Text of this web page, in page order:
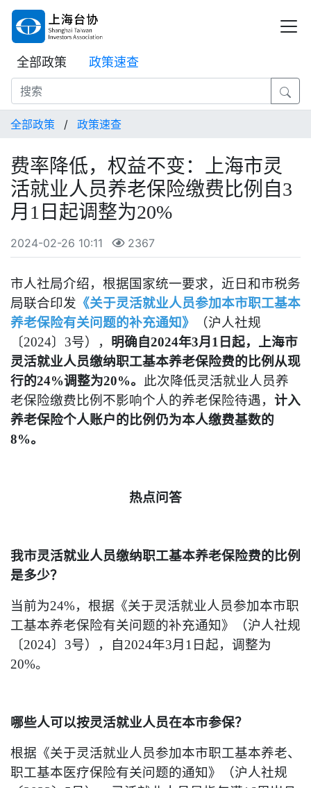
全部政策 政策速查
全部政策 / 政策速查
费率降低，权益不变：上海市灵
活就业人员养老保险缴费比例自3
月1日起调整为20%
2024-02-26 10:11 2367
市人社局介绍，根据国家统一要求，近日和市税务
局联合印发 《关于灵活就业人员参加本市职工基本
养老保险有关问题的补充通知》
（沪人社规
〔2024〕3号）， 明确自2024年3月1日起，上海市
灵活就业人员缴纳职工基本养老保险费的比例从现
行的24%调整为20%。 此次降低灵活就业人员养
老保险缴费比例不影响个人的养老保险待遇， 计入
养老保险个人账户的比例仍为本人缴费基数的
8%。
热点问答
我市灵活就业人员缴纳职工基本养老保险费的比例
是多少？
当前为24%，根据《关于灵活就业人员参加本市职
工基本养老保险有关问题的补充通知》（沪人社规
〔2024〕3号），自2024年3月1日起，调整为
20%。
哪些人可以按灵活就业人员在本市参保？
根据《关于灵活就业人员参加本市职工基本养老、
职工基本医疗保险有关问题的通知》（沪人社规